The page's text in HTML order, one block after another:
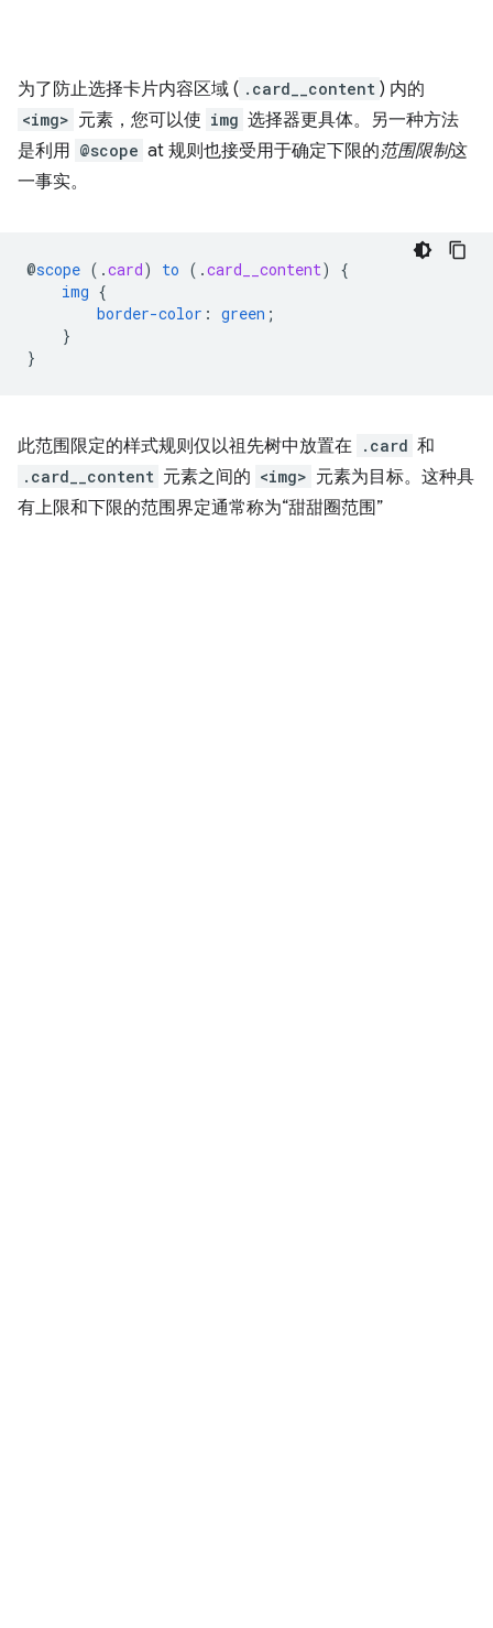
为了防止选择卡片内容区域 ( .card__content ) 内的
<img> 元素，您可以使 img 选择器更具体。另一种方法
是利用 @scope at 规则也接受用于确定下限的范围限制这
一事实。
@scope ( .card) to ( .card__content)
{
img {
border-color : green ;
}
}
此范围限定的样式规则仅以祖先树中放置在 .card 和
.card__content 元素之间的 <img> 元素为目标。这种具
有上限和下限的范围界定通常称为“甜甜圈范围”